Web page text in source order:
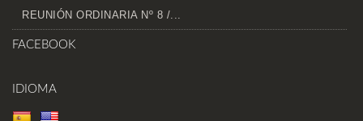
REUNIÓN ORDINARIA Nº 8 /...
FACEBOOK
IDIOMA